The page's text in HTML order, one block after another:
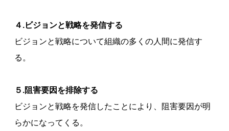
４.ビジョンと戦略を発信する
ビジョンと戦略について組織の多くの人間に発信す
る。
５.阻害要因を排除する
ビジョンと戦略を発信したことにより、阻害要因が明
らかになってくる。